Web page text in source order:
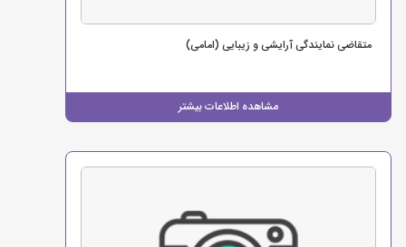
مشاهده اطلاعات بیشتر
متقاضی نمایندگی آرایشی و زیبایی (امامی)